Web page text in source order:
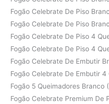
Fogão Celebrate De Piso
Fogão Celebrate De Piso
Fogão Celebrate De Piso 4
Fogão Celebrate De Piso 4
Fogão Celebrate De Embutir
Fogão Celebrate De Embutir
Fogão 5 Queimadores Branco
Fogão Celebrate Premium De